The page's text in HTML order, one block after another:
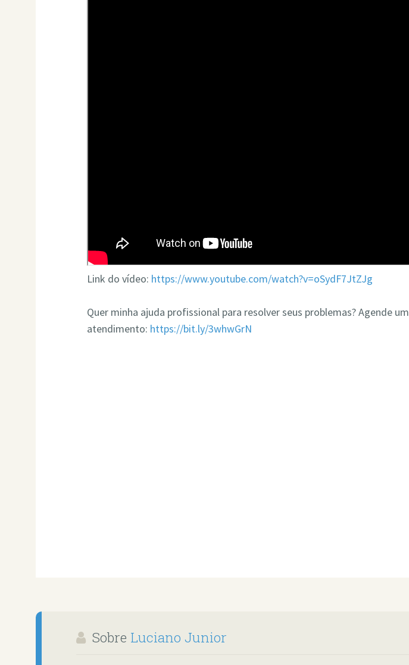
Link do vídeo: https://www.youtube.com/watch?v=oSydF7JtZJg
Quer minha ajuda profissional para resolver seus problemas? Agende um
atendimento: https://bit.ly/3whwGrN
Sobre Luciano Junior